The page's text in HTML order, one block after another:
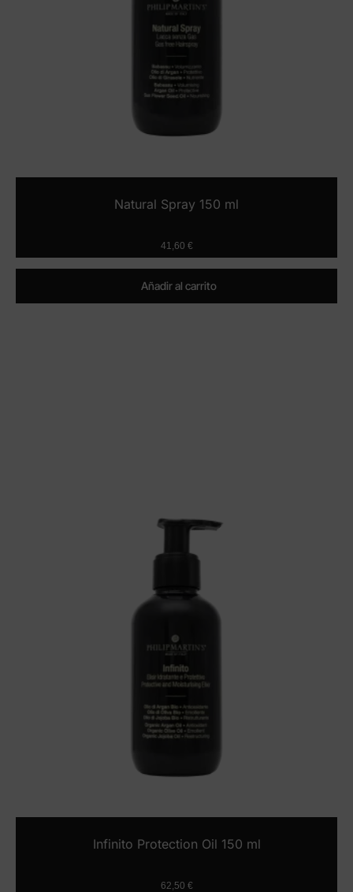
Natural Spray 150 ml
41,60 €
Añadir al carrito
Infinito Protection Oil 150 ml
62,50 €